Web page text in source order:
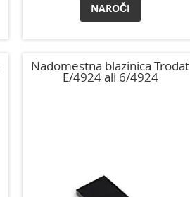
NAROČI
Nadomestna blazinica Trodat
E/4924 ali 6/4924